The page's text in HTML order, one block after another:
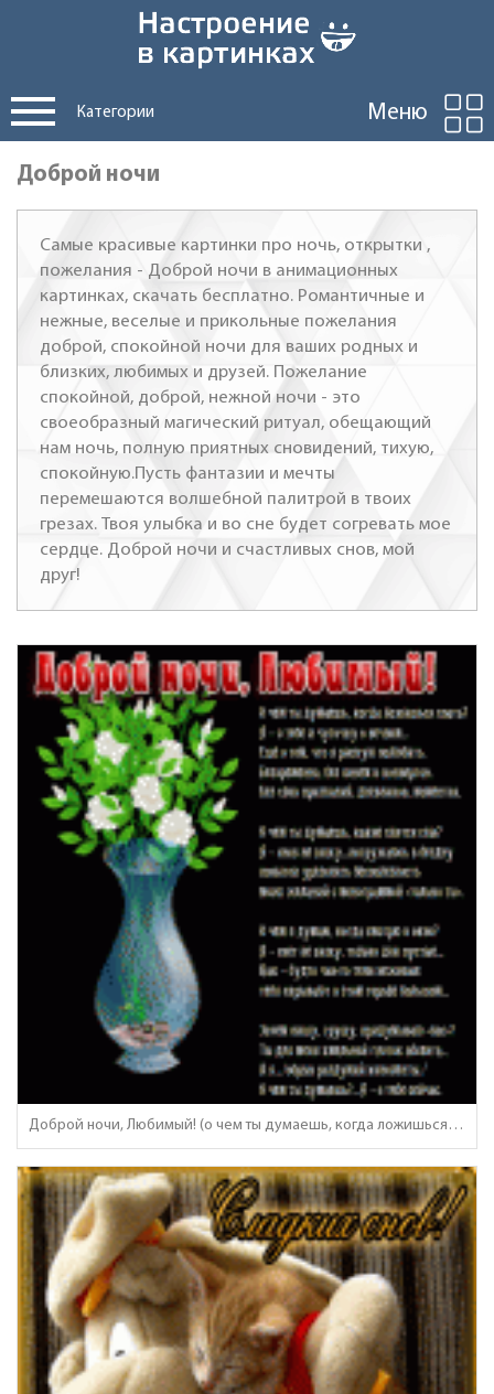
Категории Меню
Доброй ночи
Самые красивые картинки про ночь, открытки ,
пожелания - Доброй ночи в анимационных
картинках, скачать бесплатно. Романтичные и
нежные, веселые и прикольные пожелания
доброй, спокойной ночи для ваших родных и
близких, любимых и друзей. Пожелание
спокойной, доброй, нежной ночи - это
своеобразный магический ритуал, обещающий
нам ночь, полную приятных сновидений, тихую,
спокойную.Пусть фантазии и мечты
перемешаются волшебной палитрой в твоих
грезах. Твоя улыбка и во сне будет согревать мое
сердце. Доброй ночи и счастливых снов, мой
друг!
Доброй ночи, Любимый! (о чем ты думаешь, когда ложишься спать..)